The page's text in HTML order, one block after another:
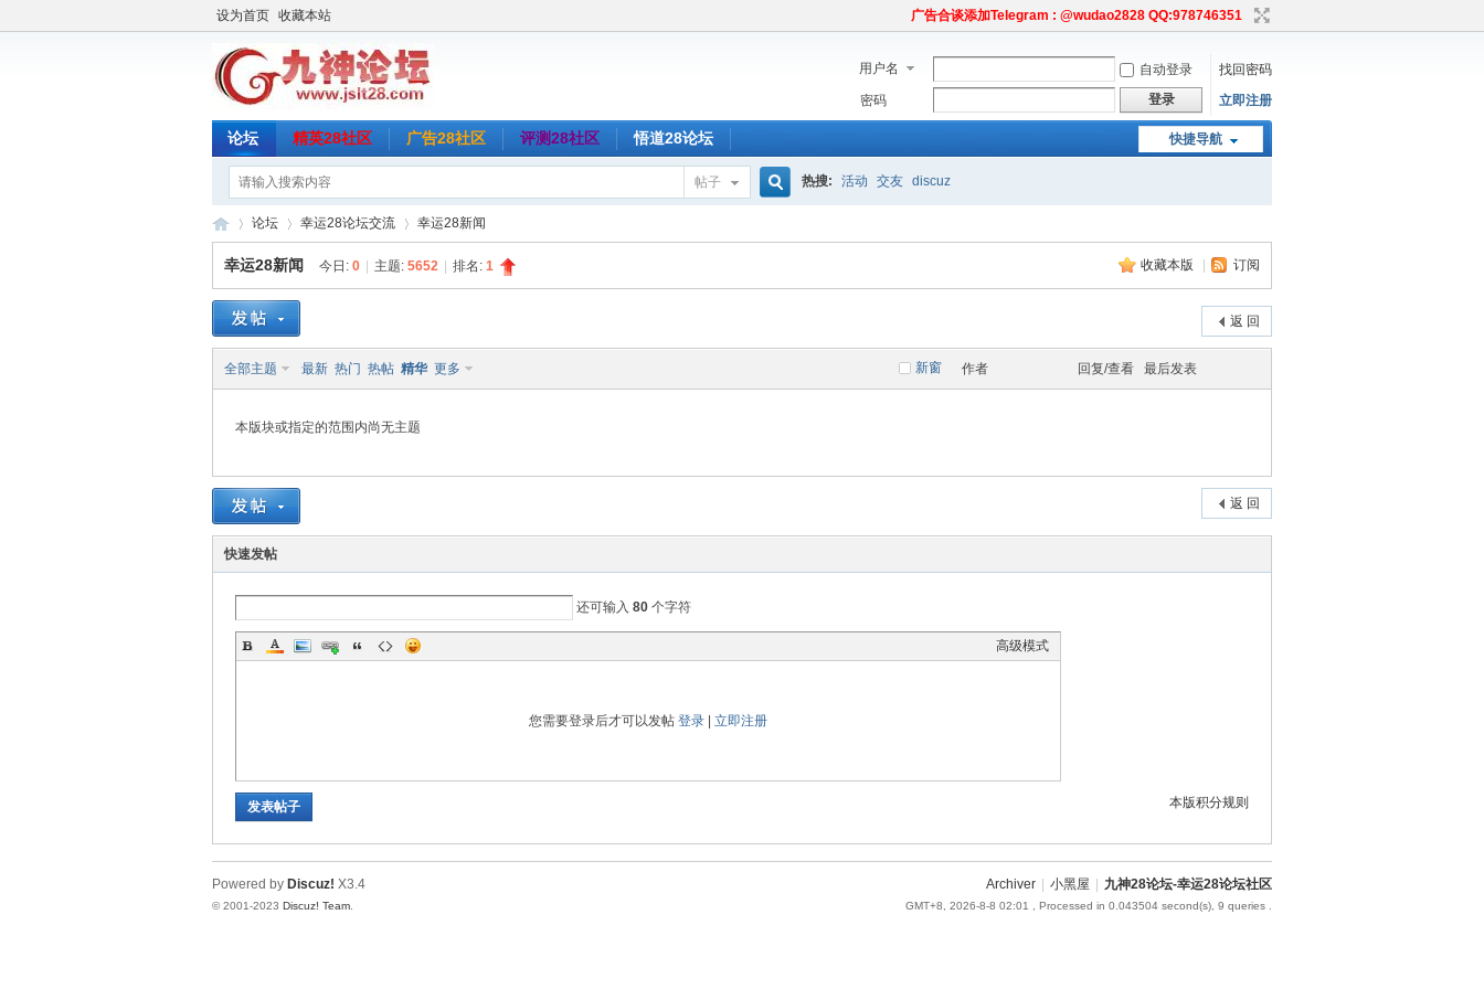
设为首页 收藏本站 广告合谈添加Telegram : @wudao2828 QQ:978746351
用户名 自动登录
找回密码
密码
登录 立即注册
快捷导航
论坛 精英28社区 广告28社区 评测28社区 悟道28论坛
帖子 热搜: 活动 交友 discuz
神
»
论坛
›
幸运28论坛交流 幸运28新闻
收藏本版 订阅
幸运28新闻 今日: 0 主题: 5652 排名: 1
返 回
新窗
全部主题 最新 热门 热帖 精华 更多 作者 回复/查看 最后发表
本版块或指定的范围内尚无主题
返 回
快速发帖
还可输入 80 个字符
高级模式
您需要登录后才可以发帖 登录 立即注册
本版积分规则
发表帖子
Archiver 小黑屋 九神28论坛-幸运28论坛社区
GMT+8, 2026-8-8 02:01 , Processed in 0.043504 second(s), 9 queries .
Powered by Discuz! X3.4
© 2001-2023 Discuz! Team